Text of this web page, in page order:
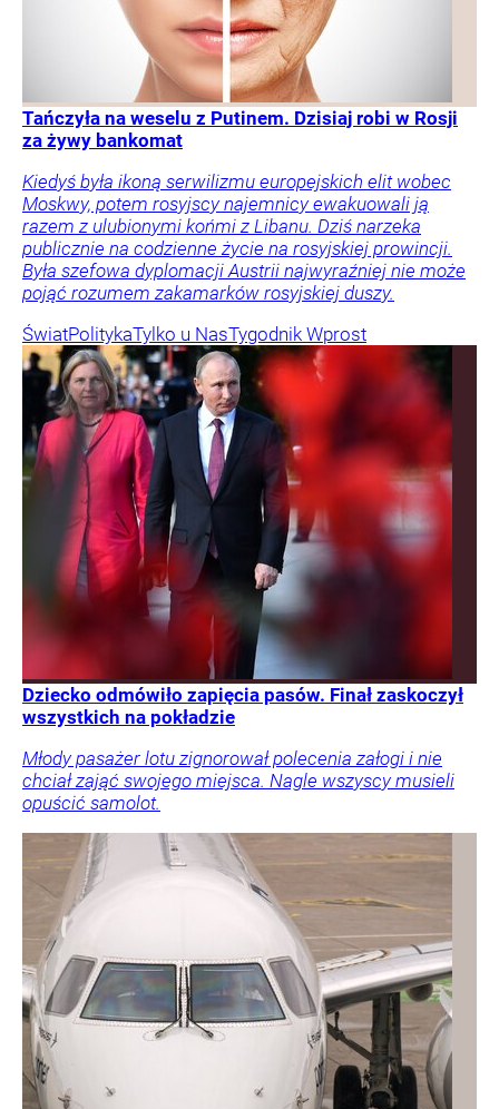
Tańczyła na weselu z Putinem. Dzisiaj robi w Rosji
za żywy bankomat
Kiedyś była ikoną serwilizmu europejskich elit wobec
Moskwy, potem rosyjscy najemnicy ewakuowali ją
razem z ulubionymi końmi z Libanu. Dziś narzeka
publicznie na codzienne życie na rosyjskiej prowincji.
Była szefowa dyplomacji Austrii najwyraźniej nie może
pojąć rozumem zakamarków rosyjskiej duszy.
ŚwiatPolitykaTylko u NasTygodnik Wprost
Dziecko odmówiło zapięcia pasów. Finał zaskoczył
wszystkich na pokładzie
Młody pasażer lotu zignorował polecenia załogi i nie
chciał zająć swojego miejsca. Nagle wszyscy musieli
opuścić samolot.